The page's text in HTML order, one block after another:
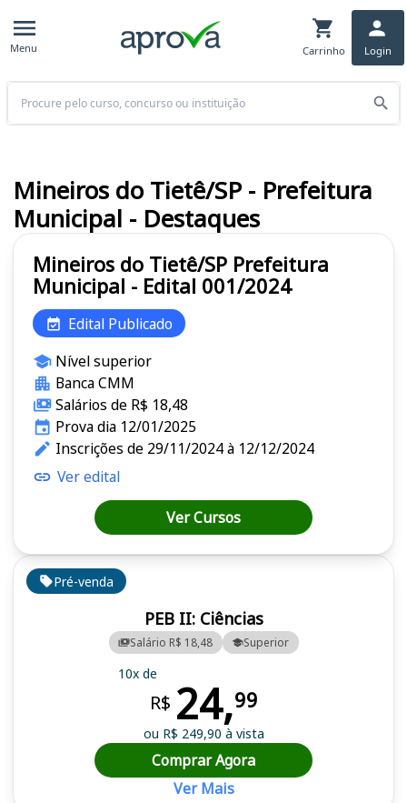
Menu Carrinho Login
Buscar
Pré-venda
PEB II: Ciências
Salário R$ 18,48 Superior
10x de
R$ 24,99
ou R$ 249,90 à vista
Comprar Agora
Ver Mais
Mineiros do Tietê/SP Prefeitura
Municipal - Edital 001/2024
Edital Publicado
Nível superior
Banca CMM
Salários de R$ 18,48
Prova dia 12/01/2025
Inscrições de 29/11/2024 à 12/12/2024
Ver edital
Ver Cursos
Mineiros do Tietê/SP - Prefeitura
Municipal - Destaques